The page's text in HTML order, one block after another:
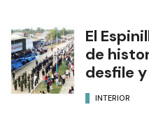
El
de
desfile
INTERIOR